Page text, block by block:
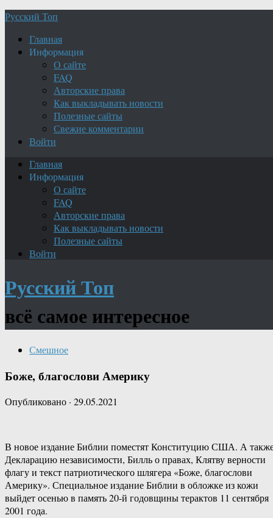
Русский Топ
Главная
Информация
О сайте
FAQ
Авторские права
Как выкладывать новости
Полезные сайты
Свежие комментарии
Войти
Главная
Информация
О сайте
FAQ
Авторские права
Как выкладывать новости
Полезные сайты
Войти
Русский Топ
всё самое интересное
Смешное
Боже, благослови Америку
Опубликовано · 29.05.2021
В новое издание Библии поместят Конституцию США. А
Декларацию независимости, Билль о правах, Клятву верности
флагу и текст патриотического шлягера «Боже, благослови
Америку». Специальное издание Библии в обложке из кожи
выйдет осенью в память 20-й годовщины терактов 11 сентября
2001 года.